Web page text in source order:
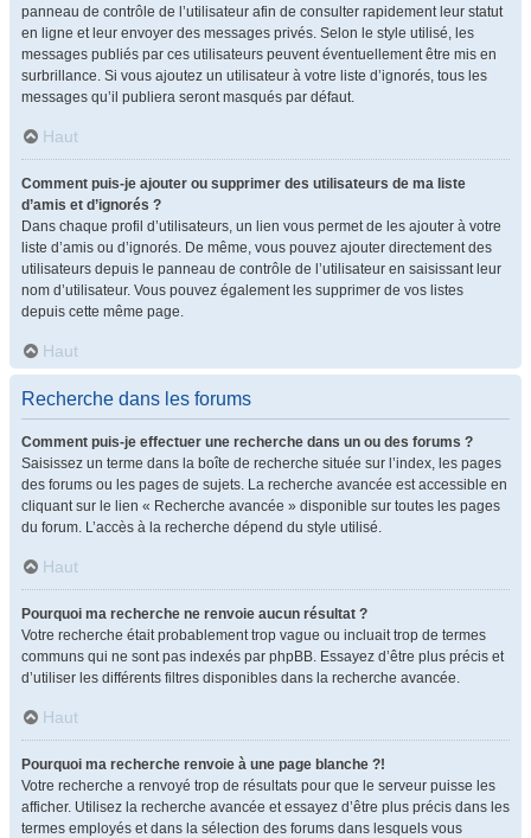
panneau de contrôle de l’utilisateur afin de consulter rapidement leur statut
en ligne et leur envoyer des messages privés. Selon le style utilisé, les
messages publiés par ces utilisateurs peuvent éventuellement être mis en
surbrillance. Si vous ajoutez un utilisateur à votre liste d’ignorés, tous les
messages qu’il publiera seront masqués par défaut.
Haut
Comment puis-je ajouter ou supprimer des utilisateurs de ma liste
d’amis et d’ignorés ?
Dans chaque profil d’utilisateurs, un lien vous permet de les ajouter à votre
liste d’amis ou d’ignorés. De même, vous pouvez ajouter directement des
utilisateurs depuis le panneau de contrôle de l’utilisateur en saisissant leur
nom d’utilisateur. Vous pouvez également les supprimer de vos listes
depuis cette même page.
Haut
Recherche dans les forums
Comment puis-je effectuer une recherche dans un ou des forums ?
Saisissez un terme dans la boîte de recherche située sur l’index, les pages
des forums ou les pages de sujets. La recherche avancée est accessible en
cliquant sur le lien « Recherche avancée » disponible sur toutes les pages
du forum. L’accès à la recherche dépend du style utilisé.
Haut
Pourquoi ma recherche ne renvoie aucun résultat ?
Votre recherche était probablement trop vague ou incluait trop de termes
communs qui ne sont pas indexés par phpBB. Essayez d’être plus précis et
d’utiliser les différents filtres disponibles dans la recherche avancée.
Haut
Pourquoi ma recherche renvoie à une page blanche ?!
Votre recherche a renvoyé trop de résultats pour que le serveur puisse les
afficher. Utilisez la recherche avancée et essayez d’être plus précis dans les
termes employés et dans la sélection des forums dans lesquels vous